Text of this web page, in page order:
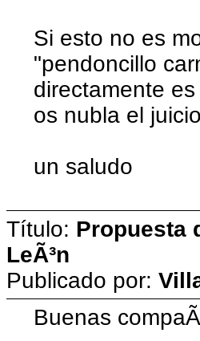
Si esto no es
"pendoncillo
directamente
os nubla el
un saludo
Título: Propuesta
LeÃ³n
Publicado por:
Buenas